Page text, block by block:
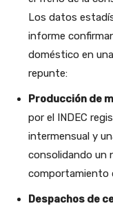
Los datos
informe
doméstico en
repunte:
Producción de
por el INDEC
intermensual y
consolidando un
comportamiento
Despachos de